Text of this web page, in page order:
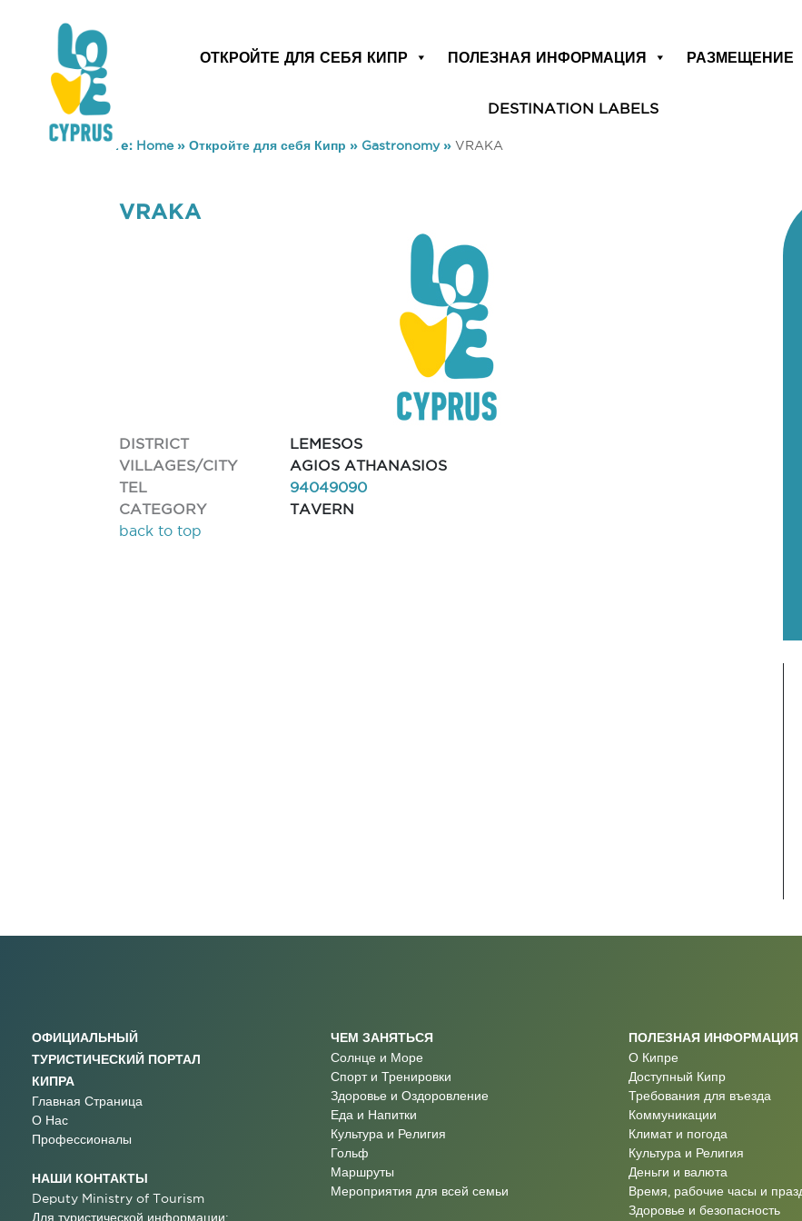
ОТКРОЙТЕ ДЛЯ СЕБЯ КИПР ПОЛЕЗНАЯ ИНФОРМАЦИЯ РАЗМЕЩЕНИЕ
DESTINATION LABELS
You are here: Home» Откройте для себя Кипр » Gastronomy» VRAKA
VRAKA
DISTRICT
LEMESOS
VILLAGES/CITY
AGIOS ATHANASIOS
TEL
94049090
CATEGORY
TAVERN
back to top
ОФИЦИАЛЬНЫЙ
ТУРИСТИЧЕСКИЙ ПОРТАЛ
КИПРА
Главная Страница
О Нас
Профессионалы
НАШИ КОНТАКТЫ
Deputy Ministry of Tourism
Для туристической информации:
ЧЕМ ЗАНЯТЬСЯ
Солнце и Море
Спорт и Тренировки
Здоровье и Оздоровление
Еда и Напитки
Культура и Религия
Гольф
Маршруты
Мероприятия для всей семьи
ПОЛЕЗНАЯ ИНФОРМАЦИЯ
О Кипре
Доступный Кипр
Требования для въезда
Коммуникации
Климат и погода
Культура и Религия
Деньги и валюта
Время, рабочие часы и
Здоровье и безопасность